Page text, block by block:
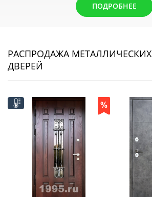
ПОДРОБНЕЕ
РАСПРОДАЖА МЕТАЛЛИЧЕСКИХ
ДВЕРЕЙ